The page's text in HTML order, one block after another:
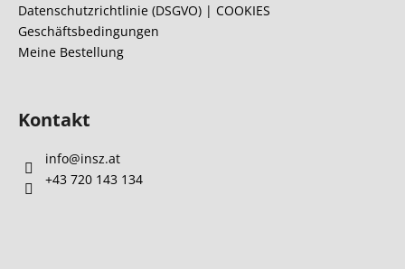
Datenschutzrichtlinie (DSGVO) | COOKIES
Geschäftsbedingungen
Meine Bestellung
Kontakt
info@insz.at
+43 720 143 134